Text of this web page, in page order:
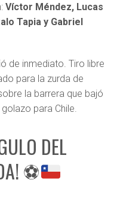
Víctor Méndez, Lucas
Tapia y Gabriel
de inmediato. Tiro libre
para la zurda de
la barrera que bajó
para Chile.
DEL
⚽